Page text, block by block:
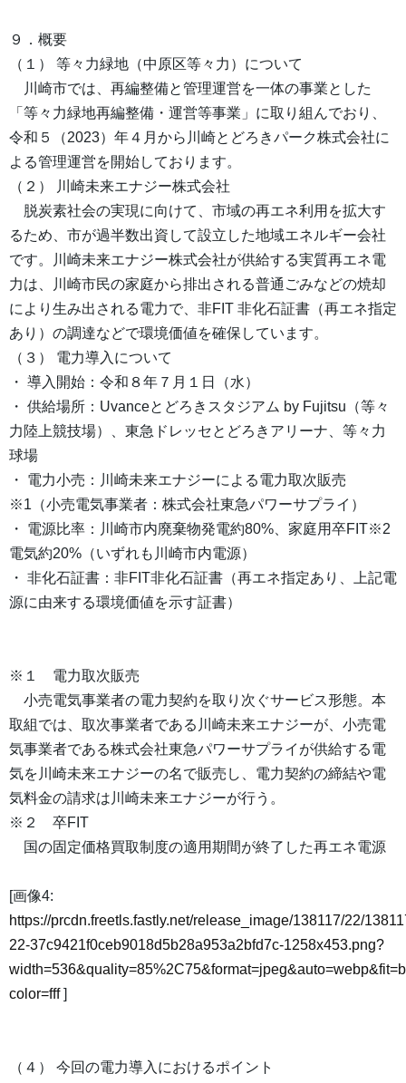
９．概要
（１） 等々力緑地（中原区等々力）について
川崎市では、再編整備と管理運営を一体の事業とした
「等々力緑地再編整備・運営等事業」に取り組んでおり、
令和５（2023）年４月から川崎とどろきパーク株式会社に
よる管理運営を開始しております。
（２） 川崎未来エナジー株式会社
脱炭素社会の実現に向けて、市域の再エネ利用を拡大す
るため、市が過半数出資して設立した地域エネルギー会社
です。川崎未来エナジー株式会社が供給する実質再エネ電
力は、川崎市民の家庭から排出される普通ごみなどの焼却
により生み出される電力で、非FIT 非化石証書（再エネ指定
あり）の調達などで環境価値を確保しています。
（３） 電力導入について
・ 導入開始：令和８年７月１日（水）
・ 供給場所：Uvanceとどろきスタジアム by Fujitsu（等々
力陸上競技場）、東急ドレッセとどろきアリーナ、等々力
球場
・ 電力小売：川崎未来エナジーによる電力取次販売
※1（小売電気事業者：株式会社東急パワーサプライ）
・ 電源比率：川崎市内廃棄物発電約80%、家庭用卒FIT※2
電気約20%（いずれも川崎市内電源）
・ 非化石証書：非FIT非化石証書（再エネ指定あり、上記電
源に由来する環境価値を示す証書）
※１ 電力取次販売
小売電気事業者の電力契約を取り次ぐサービス形態。本
取組では、取次事業者である川崎未来エナジーが、小売電
気事業者である株式会社東急パワーサプライが供給する電
気を川崎未来エナジーの名で販売し、電力契約の締結や電
気料金の請求は川崎未来エナジーが行う。
※２ 卒FIT
国の固定価格買取制度の適用期間が終了した再エネ電源
[画像4:
https://prcdn.freetls.fastly.net/release_image/138117/22/
22-37c9421f0ceb9018d5b28a953a2bfd7c-1258x453.png?
color=fff]
（４） 今回の電力導入におけるポイント